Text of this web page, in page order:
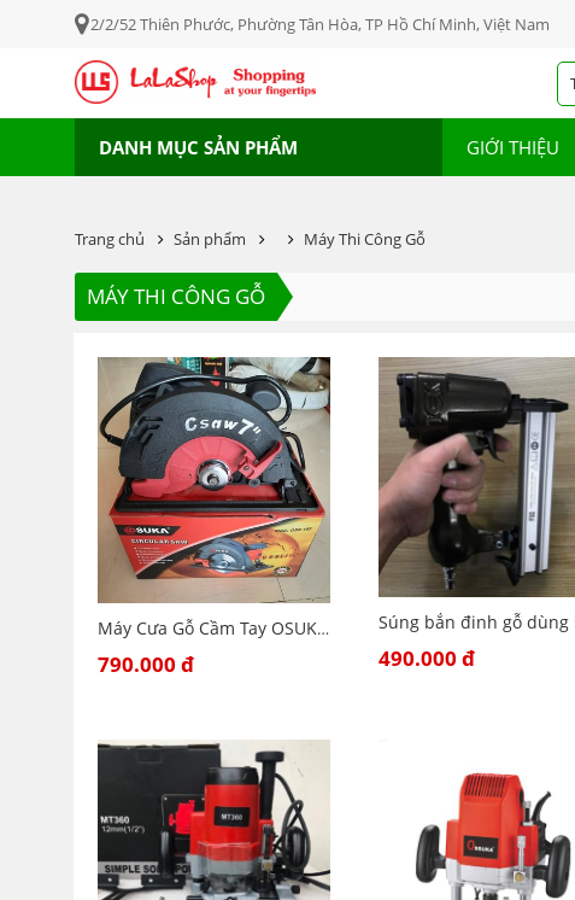
2/2/52 Thiên Phước, Phường Tân Hòa, TP Hồ Chí Minh, Việt Nam
DANH MỤC SẢN PHẨM GIỚI THIỆU
Trang chủ Sản phẩm Máy Thi Công Gỗ
MÁY THI CÔNG GỖ
Máy Cưa Gỗ Cầm Tay OSUKA OSK185-Bảo hành 6 tháng
790.000 đ 490.000 đ